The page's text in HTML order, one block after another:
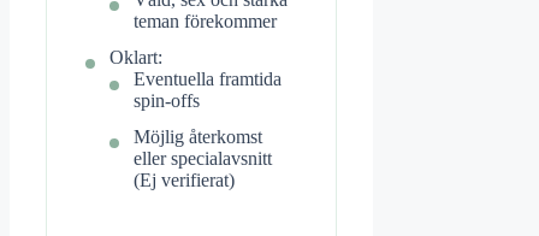
teman förekommer
Oklart:
Eventuella framtida
spin-offs
Möjlig återkomst
eller specialavsnitt
(Ej verifierat)